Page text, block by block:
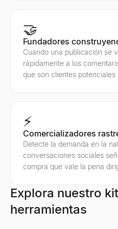
🤝
Fundadores
Cuando una publicación se
rápidamente a los
que son clientes potenciales
⚡
Comercializadores
Detecte la demanda en la
conversaciones sociales
compra que vale la pena
Explora nuestro
herramientas